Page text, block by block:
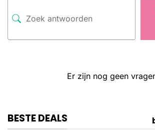
Er zijn nog geen
BESTE DEALS